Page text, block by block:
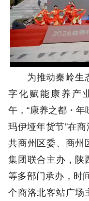
为推动秦岭生
字化赋能康养产
午，“康养之都・
玛伊垭年货节”在
共商州区委、商州
集团联合主办，陕
等多部门承办，时
个商洛北客站广场